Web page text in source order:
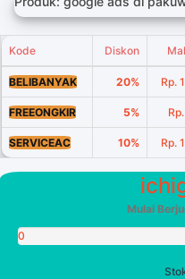
Kode Diskon
BELIBANYAK 20% Rp.
FREEONGKIR 5%
SERVICEAC 10% Rp.
Mulai
0